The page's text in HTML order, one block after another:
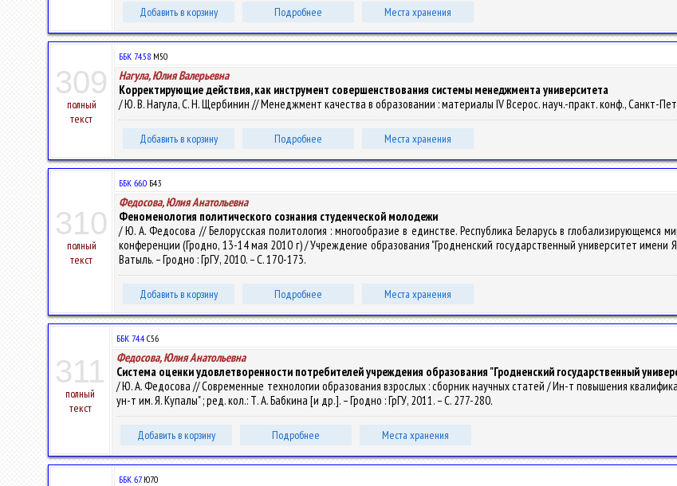
Добавить в корзину Подробнее Места хранения
309
полный
текст
ББК 74.58 М50
Нагула, Юлия Валерьевна
Корректирующие действия, как инструмент совершенствования системы менеджмента университета
/ Ю. В. Нагула, С. Н. Щербинин // Менеджмент качества в образовании : материалы IV Всерос. науч.-практ. конф., Санкт-
Добавить в корзину Подробнее Места хранения
310
полный
текст
ББК 66.0 Б43
Федосова, Юлия Анатольевна
Феноменология политического сознания студенческой молодежи
/ Ю. А. Федосова // Белорусская политология : многообразие в единстве. Республика Беларусь в глобализирующемся
конференции (Гродно, 13-14 мая 2010 г) / Учреждение образования "Гродненский государственный университет имени
Ватыль. – Гродно : ГрГУ, 2010. – С. 170-173.
Добавить в корзину Подробнее Места хранения
311
полный
текст
ББК 74.4 С56
Федосова, Юлия Анатольевна
Система оценки удовлетворенности потребителей учреждения образования "Гродненский государственный
/ Ю. А. Федосова // Современные технологии образования взрослых : сборник научных статей / Ин-т повышения
ун-т им. Я. Купалы" ; ред. кол.: Т. А. Бабкина [и др.]. – Гродно : ГрГУ, 2011. – С. 277-280.
Добавить в корзину Подробнее Места хранения
ББК 67.Ю70